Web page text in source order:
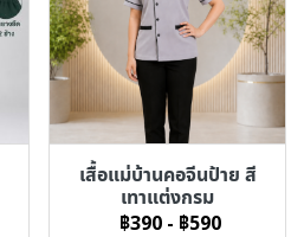
เสื้อแม่บ้านคอจีนป้าย สี
เทาแต่งกรม
฿390 - ฿590